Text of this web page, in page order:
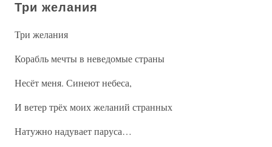
Три желания
Три желания
Корабль мечты в неведомые страны
Несёт меня. Синеют небеса,
И ветер трёх моих желаний странных
Натужно надувает паруса…